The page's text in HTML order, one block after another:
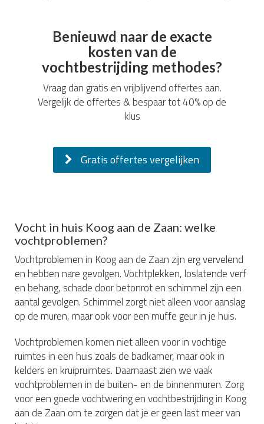
Benieuwd naar de exacte
kosten van de
vochtbestrijding methodes?
Vraag dan gratis en vrijblijvend offertes aan.
Vergelijk de offertes & bespaar tot 40% op de
klus
Gratis offertes vergelijken
Vocht in huis Koog aan de Zaan: welke
vochtproblemen?
Vochtproblemen in Koog aan de Zaan zijn erg vervelend
en hebben nare gevolgen. Vochtplekken, loslatende verf
en behang, schade door betonrot en schimmel zijn een
aantal gevolgen. Schimmel zorgt niet alleen voor aanslag
op de muren, maar ook voor een muffe geur in je huis.
Vochtproblemen komen niet alleen voor in vochtige
ruimtes in een huis zoals de badkamer, maar ook in
kelders en kruipruimtes. Daarnaast zien we vaak
vochtproblemen in de buiten- en de binnenmuren. Zorg
voor een goede vochtwering en vochtbestrijding in Koog
aan de Zaan om te zorgen dat je er geen last meer van